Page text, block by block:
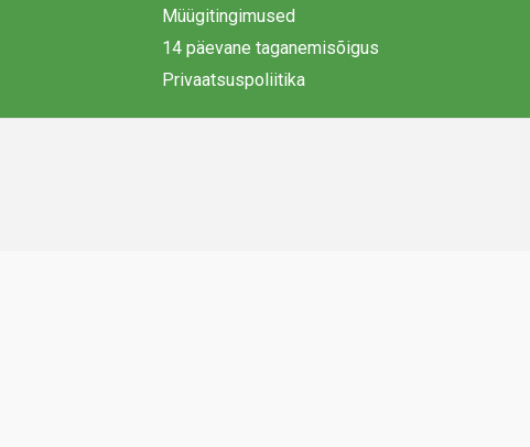
Müügitingimused
14 päevane taganemisõigus
Privaatsuspoliitika